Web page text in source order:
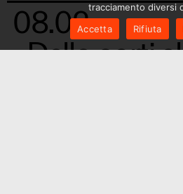
08.02
Dalle corti
tracciamento diversi
Accetta
Rifiuta